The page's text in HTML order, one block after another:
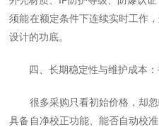
须能在额定条件下连续实时工作
设计的功底。
四、长期稳定性与维护成本：
很多采购只看初始价格，却忽
具备自净校正功能、能否自动校